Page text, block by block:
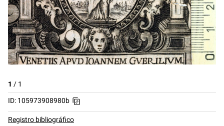
1 / 1
ID: 105973908980b
Registro bibliográfico